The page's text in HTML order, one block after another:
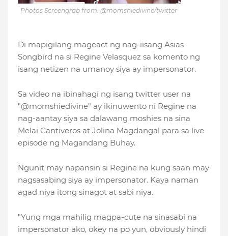
Photos Screengrab from: @momshiedivine/twitter
Di mapigilang mageact ng nag-iisang Asias
Songbird na si Regine Velasquez sa komento ng
isang netizen na umanoy siya ay impersonator.
Sa video na ibinahagi ng isang twitter user na
"@momshiedivine" ay ikinuwento ni Regine na
nag-aantay siya sa dalawang moshies na sina
Melai Cantiveros at Jolina Magdangal para sa live
episode ng Magandang Buhay.
Ngunit may napansin si Regine na kung saan may
nagsasabing siya ay impersonator. Kaya naman
agad niya itong sinagot at sabi niya.
"Yung mga mahilig magpa-cute na sinasabi na
impersonator ako, okey na po yun, obviously hindi